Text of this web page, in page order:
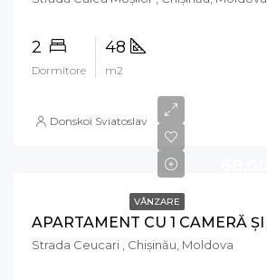
2
Dormitore
48
m2
Donskoi Sviatoslav
VÂNZARE
Strada Ceucari , Chișinău, Moldova